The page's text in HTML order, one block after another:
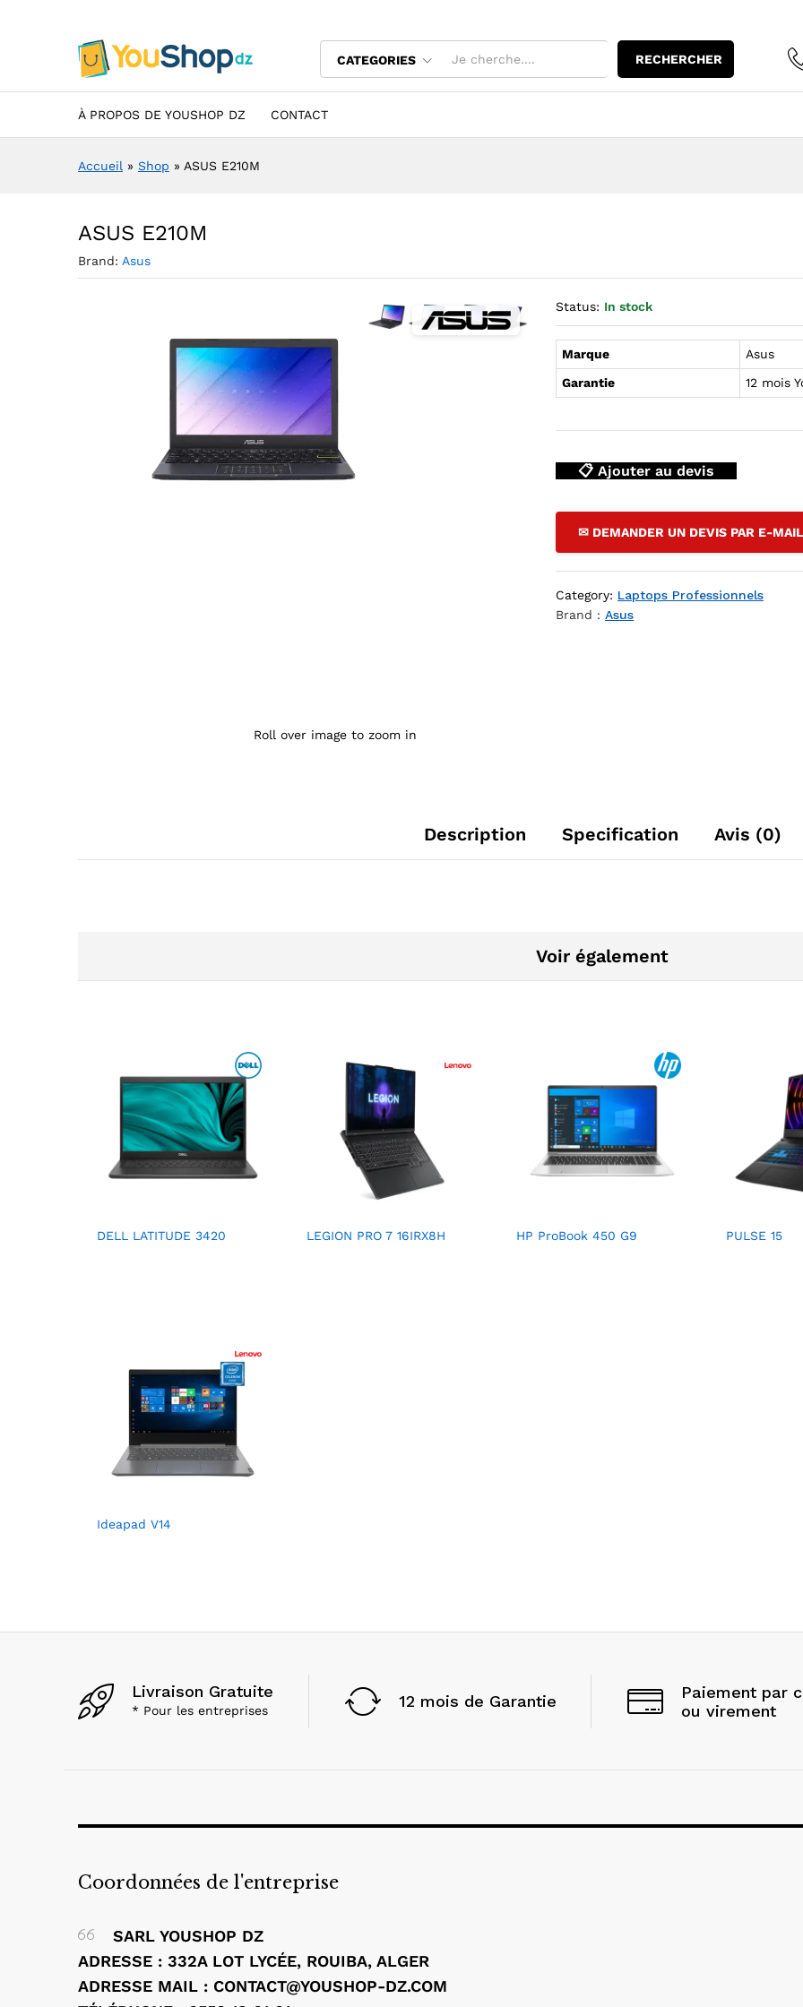
CATEGORIES RECHERCHER
À PROPOS DE YOUSHOP DZ CONTACT
Accueil » Shop » ASUS E210M
ASUS E210M
Brand: Asus
Agrandir l’image : ASUS E210M — YouShop DZ
Agrandir l’image : ASUS E210M — YouShop DZ
Agrandir l’image : ASUS E210M — YouShop DZ
Agrandir l’image : ASUS E210M — YouShop DZ
Roll over image to zoom in
Status: In stock
Marque
Asus
Garantie
12 mois
📋 Ajouter au devis
✉ DEMANDER UN DEVIS PAR E-MAIL
Category: Laptops Professionnels
Brand :Asus
Description Specification Avis (0)
Voir également
DELL LATITUDE 3420 LEGION PRO 7 16IRX8H HP ProBook 450 G9 PULSE 15
Ideapad V14
Livraison Gratuite
* Pour les entreprises 12 mois de Garantie
Paiement par
ou virement
Coordonnées de l'entreprise
SARL YOUSHOP DZ
ADRESSE : 332A LOT LYCÉE, ROUIBA, ALGER
ADRESSE MAIL : CONTACT@YOUSHOP-DZ.COM